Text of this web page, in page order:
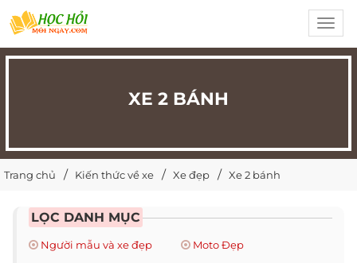
XE 2 BÁNH
Trang chủ Kiến thức về xe Xe đẹp Xe 2 bánh
LỌC DANH MỤC
Người mẫu và xe đẹp
Moto Đẹp